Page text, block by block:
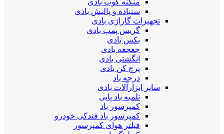
منگنه کوب بادی
سنباده و پالیش بادی
تجهیزات گاراژی بادی
گریس پمپ بادی
بکس بادی
جغجغه بادی
انگشتی بادی
پرچ کن بادی
درجه باد
سایر ابزارآلات بادی
تلمبه باد پایی
کمپرسور باد
کمپرسور باد فندکی خودرو
فیلتر هوای کمپرسور